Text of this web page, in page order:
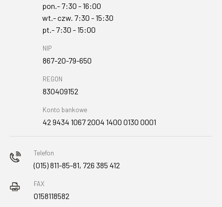
pon.- 7:30 - 16:00
wt.- czw. 7:30 - 15:30
pt.- 7:30 - 15:00
NIP
867-20-79-650
REGON
830409152
Konto bankowe
42 9434 1067 2004 1400 0130 0001
Telefon
(015) 811-85-81, 726 385 412
FAX
0158118582